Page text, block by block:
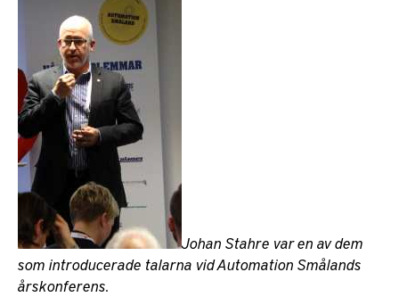
Johan Stahre var en av dem
som introducerade talarna vid Automation Smålands
årskonferens.